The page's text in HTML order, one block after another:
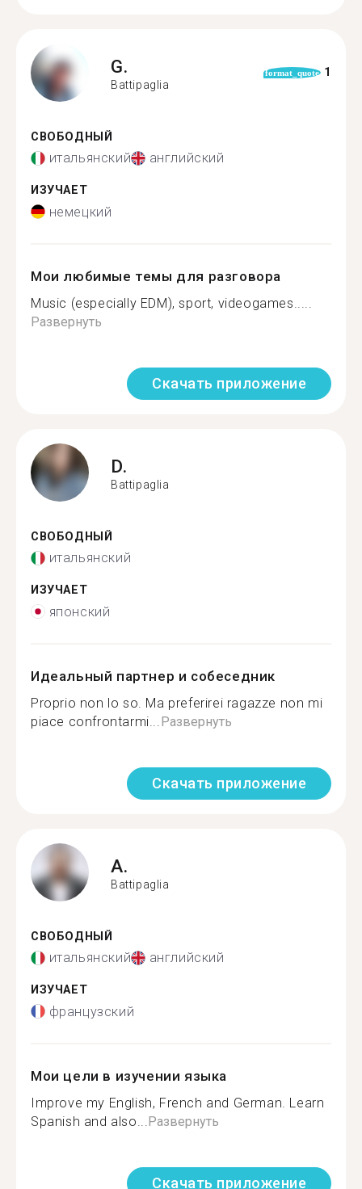
G.
Battipaglia
format_quote 1
СВОБОДНЫЙ
итальянский английский
ИЗУЧАЕТ
немецкий
Мои любимые темы для разговора
Music (especially EDM), sport, videogames.....
Развернуть
Скачать приложение
D.
Battipaglia
СВОБОДНЫЙ
итальянский
ИЗУЧАЕТ
японский
Идеальный партнер и собеседник
Proprio non lo so. Ma preferirei ragazze non mi
piace confrontarmi... Развернуть
Скачать приложение
A.
Battipaglia
СВОБОДНЫЙ
итальянский английский
ИЗУЧАЕТ
французский
Мои цели в изучении языка
Improve my English, French and German. Learn
Spanish and also... Развернуть
Скачать приложение